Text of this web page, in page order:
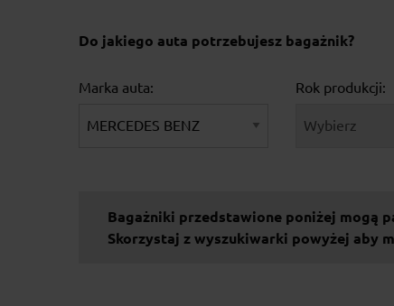
Do jakiego auta potrzebujesz bagażnik?
Marka auta: Rok produkcji:
Bagażniki przedstawione poniżej mogą
Skorzystaj z wyszukiwarki powyżej aby